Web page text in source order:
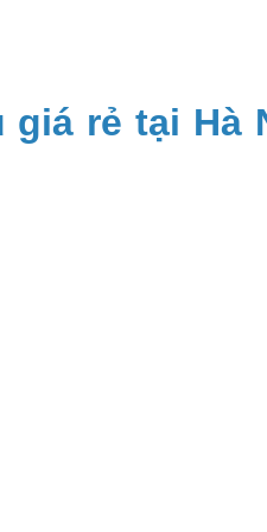
giá rẻ tại Hà